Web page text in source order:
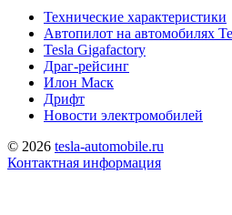
Технические характеристики
Автопилот на автомобилях
Tesla Gigafactory
Драг-рейсинг
Илон Маск
Дрифт
Новости электромобилей
© 2026 tesla-automobile.ru
Контактная информация